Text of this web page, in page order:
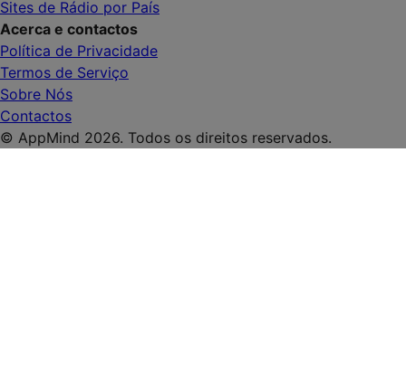
Sites de Rádio por País
Acerca e contactos
Política de Privacidade
Termos de Serviço
Sobre Nós
Contactos
© AppMind 2026. Todos os direitos reservados.